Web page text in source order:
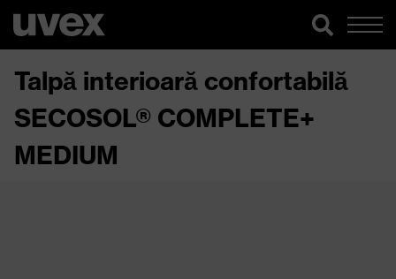
Talpă interioară confortabilă
SECOSOL® COMPLETE+
MEDIUM